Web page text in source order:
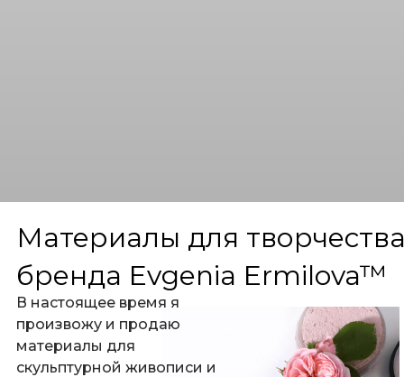
Материалы для
бренда Evgenia Ermilova™
В настоящее время я
произвожу и продаю
материалы для
скульптурной живописи и